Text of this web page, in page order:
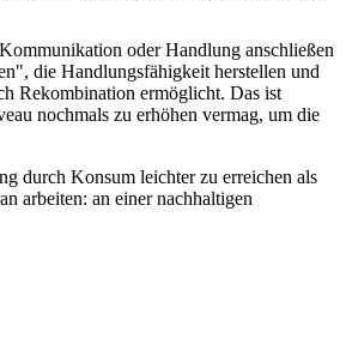
oder Handlung anschließen
die Handlungsfähigkeit herstellen und
Rekombination ermöglicht. Das ist
nochmals zu erhöhen vermag, um die
durch Konsum leichter zu erreichen als
arbeiten: an einer nachhaltigen